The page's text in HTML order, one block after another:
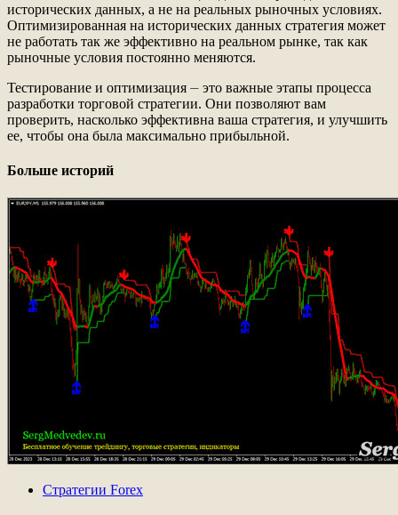
исторических данных, а не на реальных рыночных условиях.
Оптимизированная на исторических данных стратегия может
не работать так же эффективно на реальном рынке, так как
рыночные условия постоянно меняются.
Тестирование и оптимизация ⏤ это важные этапы процесса
разработки торговой стратегии. Они позволяют вам
проверить, насколько эффективна ваша стратегия, и улучшить
ее, чтобы она была максимально прибыльной.
Больше историй
Стратегии Forex